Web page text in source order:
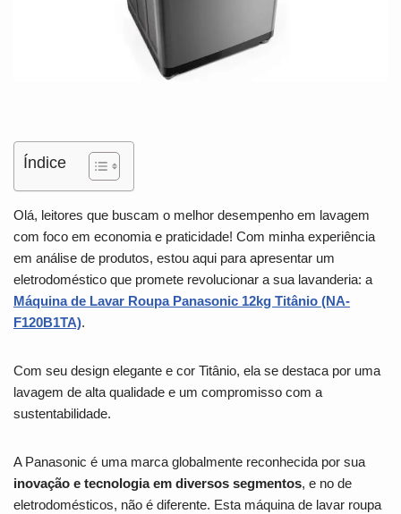
Índice
Olá, leitores que buscam o melhor desempenho em lavagem
com foco em economia e praticidade! Com minha experiência
em análise de produtos, estou aqui para apresentar um
eletrodoméstico que promete revolucionar a sua lavanderia: a
Máquina de Lavar Roupa Panasonic 12kg Titânio (NA-
F120B1TA).
Com seu design elegante e cor Titânio, ela se destaca por uma
lavagem de alta qualidade e um compromisso com a
sustentabilidade.
A Panasonic é uma marca globalmente reconhecida por sua
inovação e tecnologia em diversos segmentos, e no de
eletrodomésticos, não é diferente. Esta máquina de lavar roupa